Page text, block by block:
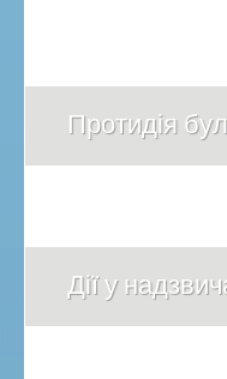
Протидія
Дії у